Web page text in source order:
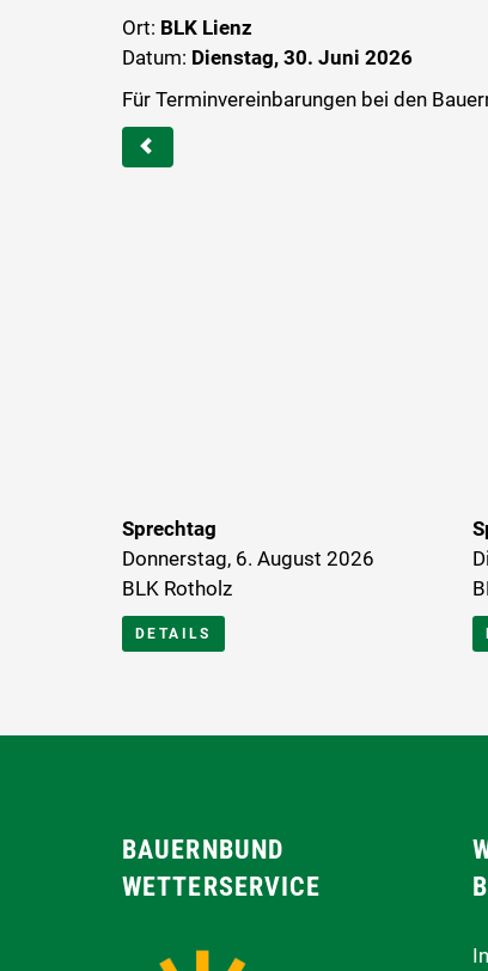
Ort: BLK Lienz
Datum: Dienstag, 30. Juni 2026
Für Terminvereinbarungen bei den
Sprechtag
Donnerstag, 6. August 2026
BLK Rotholz
DETAILS
BAUERNBUND
WETTERSERVICE